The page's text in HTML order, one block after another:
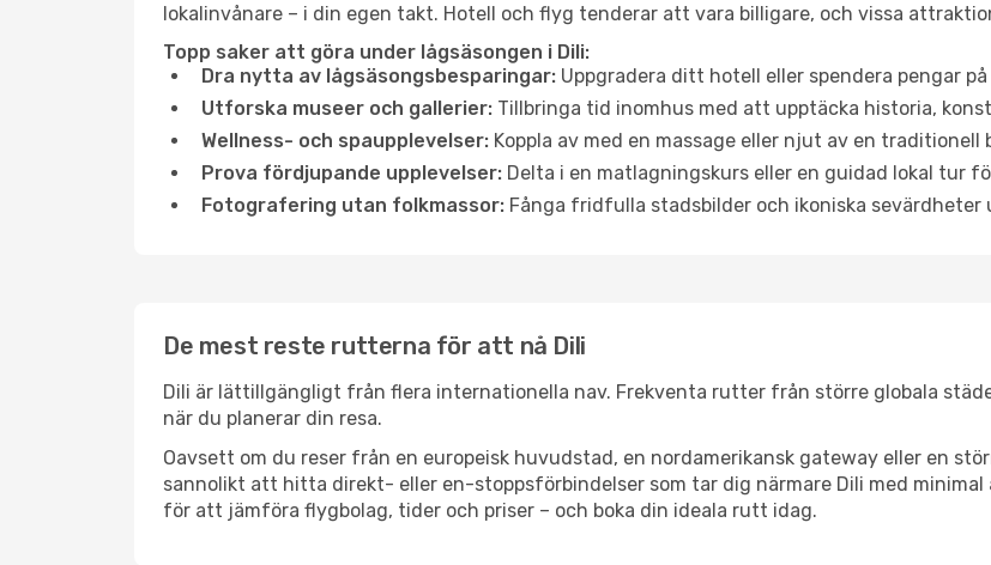
lokalinvånare – i din egen takt. Hotell och flyg tenderar att vara billigare, och vissa
Topp saker att göra under lågsäsongen i Dili:
Dra nytta av lågsäsongsbesparingar: Uppgradera ditt hotell eller spendera pengar
Utforska museer och gallerier: Tillbringa tid inomhus med att upptäcka historia,
Wellness- och spaupplevelser: Koppla av med en massage eller njut av en
Prova fördjupande upplevelser: Delta i en matlagningskurs eller en guidad lokal tur
Fotografering utan folkmassor: Fånga fridfulla stadsbilder och ikoniska
De mest reste rutterna för att nå Dili
Dili är lättillgängligt från flera internationella nav. Frekventa rutter från större globala
när du planerar din resa.
Oavsett om du reser från en europeisk huvudstad, en nordamerikansk gateway eller en
sannolikt att hitta direkt- eller en-stoppsförbindelser som tar dig närmare Dili med
för att jämföra flygbolag, tider och priser – och boka din ideala rutt idag.